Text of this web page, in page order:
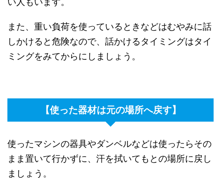
また、重い負荷を使っているときなどはむやみに話
しかけると危険なので、話かけるタイミングはタイ
ミングをみてからにしましょう。
【使った器材は元の場所へ戻す】
使ったマシンの器具やダンベルなどは使ったらその
まま置いて行かずに、汗を拭いてもとの場所に戻し
ましょう。